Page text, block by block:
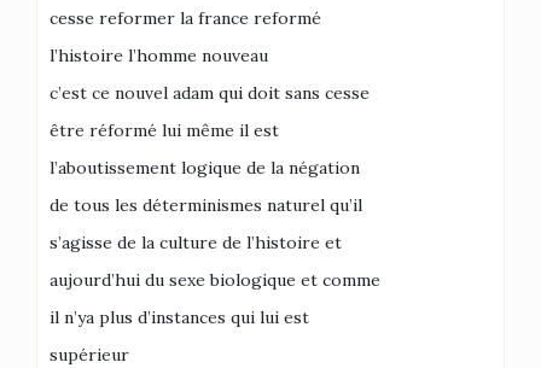
cesse reformer la france reformé
l’histoire l’homme nouveau
c’est ce nouvel adam qui doit sans cesse
être réformé lui même il est
l’aboutissement logique de la négation
de tous les déterminismes naturel qu’il
s’agisse de la culture de l’histoire et
aujourd’hui du sexe biologique et comme
il n’ya plus d’instances qui lui est
supérieur